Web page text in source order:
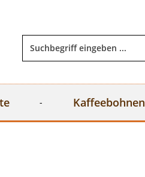
Kaffeebohnen